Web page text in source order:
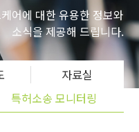
어에 대한 유용한 정보와
소식을 제공해 드립니다.
자료실
특허소송 모니터링